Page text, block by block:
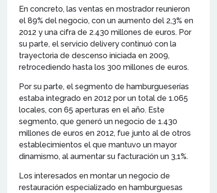
En concreto, las ventas en mostrador reunieron
el 89% del negocio, con un aumento del 2,3% en
2012 y una cifra de 2.430 millones de euros. Por
su parte, el servicio delivery continuó con la
trayectoria de descenso iniciada en 2009,
retrocediendo hasta los 300 millones de euros.
Por su parte, el segmento de hamburgueserías
estaba integrado en 2012 por un total de 1.065
locales, con 65 aperturas en el año. Este
segmento, que generó un negocio de 1.430
millones de euros en 2012, fue junto al de otros
establecimientos el que mantuvo un mayor
dinamismo, al aumentar su facturación un 3,1%.
Los interesados en montar un negocio de
restauración especializado en hamburguesas